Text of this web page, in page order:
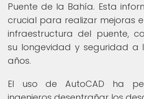
Puente de la Bahía. Esta
crucial para realizar mejoras
infraestructura del puente,
su longevidad y seguridad a
años.
El uso de AutoCAD ha